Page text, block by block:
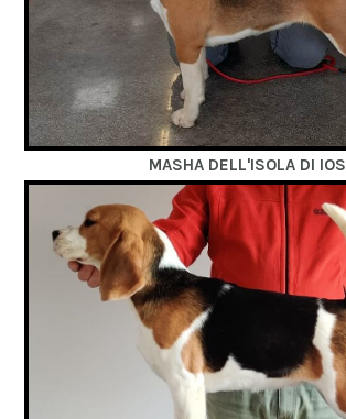
MASHA DELL'ISOLA DI IOS